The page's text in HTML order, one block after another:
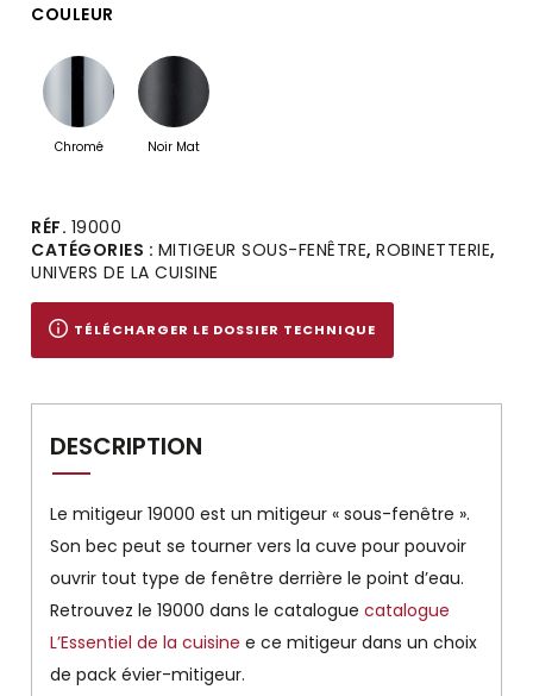
COULEUR
Chromé Noir Mat
Alternative:
RÉF. 19000
CATÉGORIES : MITIGEUR SOUS-FENÊTRE,ROBINETTERIE,
UNIVERS DE LA CUISINE
TÉLÉCHARGER LE DOSSIER TECHNIQUE
DESCRIPTION
Le mitigeur 19000 est un mitigeur « sous-fenêtre ».
Son bec peut se tourner vers la cuve pour pouvoir
ouvrir tout type de fenêtre derrière le point d’eau.
Retrouvez le 19000 dans le cataloguecatalogue
L’Essentiel de la cuisine e ce mitigeur dans un choix
de pack évier-mitigeur.